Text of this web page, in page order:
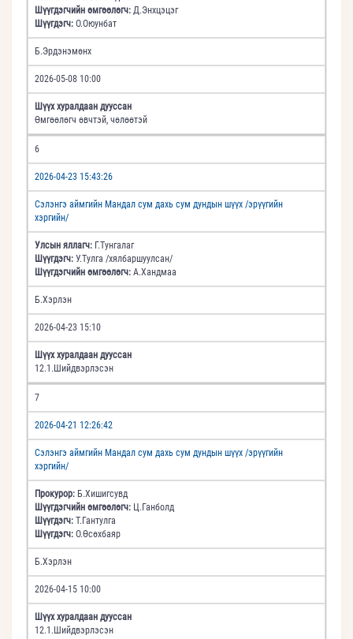
Шүүгдэгчийн өмгөөлөгч: Д.Энхцэцэг
Шүүгдэгч: О.Оюунбат
Б.Эрдэнэмөнх
2026-05-08 10:00
Шүүх хуралдаан дууссан
Өмгөөлөгч өвчтэй, чөлөөтэй
6
2026-04-23 15:43:26
Сэлэнгэ аймгийн Мандал сум дахь сум дундын шүүх /эрүүгийн
хэргийн/
Улсын яллагч: Г.Тунгалаг
Шүүгдэгч: У.Тулга /хялбаршуулсан/
Шүүгдэгчийн өмгөөлөгч: А.Хандмаа
Б.Хэрлэн
2026-04-23 15:10
Шүүх хуралдаан дууссан
12.1.Шийдвэрлэсэн
7
2026-04-21 12:26:42
Сэлэнгэ аймгийн Мандал сум дахь сум дундын шүүх /эрүүгийн
хэргийн/
Прокурор: Б.Хишигсувд
Шүүгдэгчийн өмгөөлөгч: Ц.Ганболд
Шүүгдэгч: Т.Гантулга
Шүүгдэгч: О.Өсөхбаяр
Б.Хэрлэн
2026-04-15 10:00
Шүүх хуралдаан дууссан
12.1.Шийдвэрлэсэн